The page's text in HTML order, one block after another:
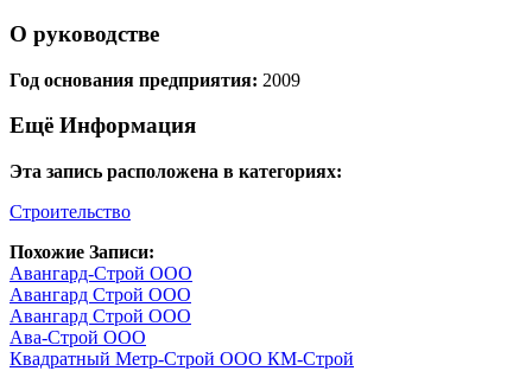
О руководстве
Год основания предприятия: 2009
Ещё Информация
Эта запись расположена в категориях:
Строительство
Похожие Записи:
Авангард-Строй ООО
Авангард Строй ООО
Авангард Строй ООО
Ава-Строй ООО
Квадратный Метр-Строй ООО КМ-Строй